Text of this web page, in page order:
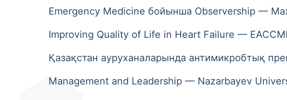
Emergency Medicine бойынша Observership — Max
Improving Quality of Life in Heart Failure —
Қазақстан ауруханаларында антимикробтық
Management and Leadership — Nazarbayev